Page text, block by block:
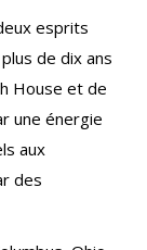
esprits
de dix ans
House et de
une énergie
aux
des